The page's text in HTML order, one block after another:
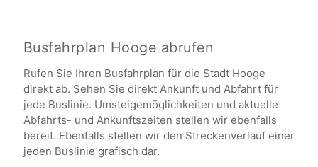
Busfahrplan Hooge abrufen
Rufen Sie Ihren Busfahrplan für die Stadt Hooge
direkt ab. Sehen Sie direkt Ankunft und Abfahrt für
jede Buslinie. Umsteigemöglichkeiten und aktuelle
Abfahrts- und Ankunftszeiten stellen wir ebenfalls
bereit. Ebenfalls stellen wir den Streckenverlauf einer
jeden Buslinie grafisch dar.